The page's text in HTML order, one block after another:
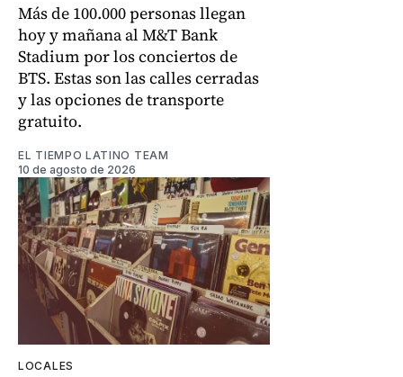
Más de 100.000 personas llegan
hoy y mañana al M&T Bank
Stadium por los conciertos de
BTS. Estas son las calles cerradas
y las opciones de transporte
gratuito.
EL TIEMPO LATINO TEAM
10 de agosto de 2026
LOCALES